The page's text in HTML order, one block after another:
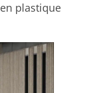
plastique